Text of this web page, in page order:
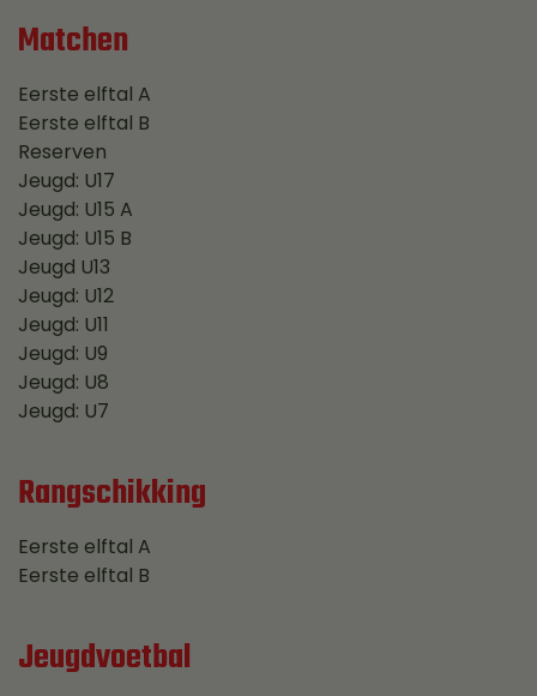
Matchen
Eerste elftal A
Eerste elftal B
Reserven
Jeugd: U17
Jeugd: U15 A
Jeugd: U15 B
Jeugd U13
Jeugd: U12
Jeugd: U11
Jeugd: U9
Jeugd: U8
Jeugd: U7
Rangschikking
Eerste elftal A
Eerste elftal B
Jeugdvoetbal